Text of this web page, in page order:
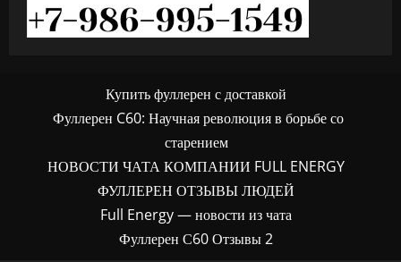
Купить фуллерен с доставкой
Фуллерен C60: Научная революция в борьбе со
старением
НОВОСТИ ЧАТА КОМПАНИИ FULL ENERGY
ФУЛЛЕРЕН ОТЗЫВЫ ЛЮДЕЙ
Full Energy — новости из чата
Фуллерен С60 Отзывы 2